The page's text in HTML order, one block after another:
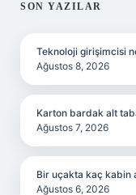
SON YAZILAR
Teknoloji girişimcisi
Ağustos 8, 2026
Karton bardak alt
Ağustos 7, 2026
Bir uçakta kaç kabin
Ağustos 6, 2026